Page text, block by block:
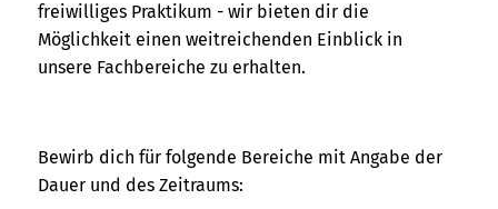
freiwilliges Praktikum - wir bieten dir die
Möglichkeit einen weitreichenden Einblick in
unsere Fachbereiche zu erhalten.
Bewirb dich für folgende Bereiche mit Angabe der
Dauer und des Zeitraums: